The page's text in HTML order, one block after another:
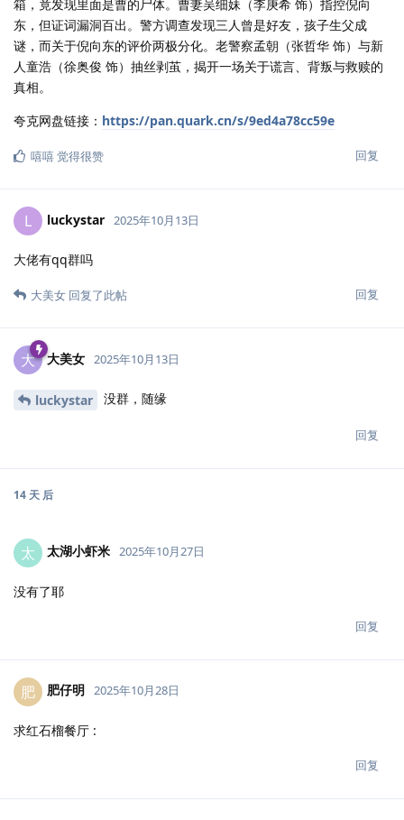
箱，竟发现里面是曹的尸体。曹妻吴细妹（李庚希 饰）指控倪向
东，但证词漏洞百出。警方调查发现三人曾是好友，孩子生父成
谜，而关于倪向东的评价两极分化。老警察孟朝（张哲华 饰）与新
人童浩（徐奥俊 饰）抽丝剥茧，揭开一场关于谎言、背叛与救赎的
真相。
夸克网盘链接： https://pan.quark.cn/s/9ed4a78cc59e
回复
嘻嘻觉得很赞
L luckystar 2025年10月13日
大佬有qq群吗
回复
大美女 回复了此帖
大 大美女 2025年10月13日
luckystar 没群，随缘
回复
14 天 后
太 太湖小虾米 2025年10月27日
没有了耶
回复
肥 肥仔明 2025年10月28日
求红石榴餐厅 :
回复